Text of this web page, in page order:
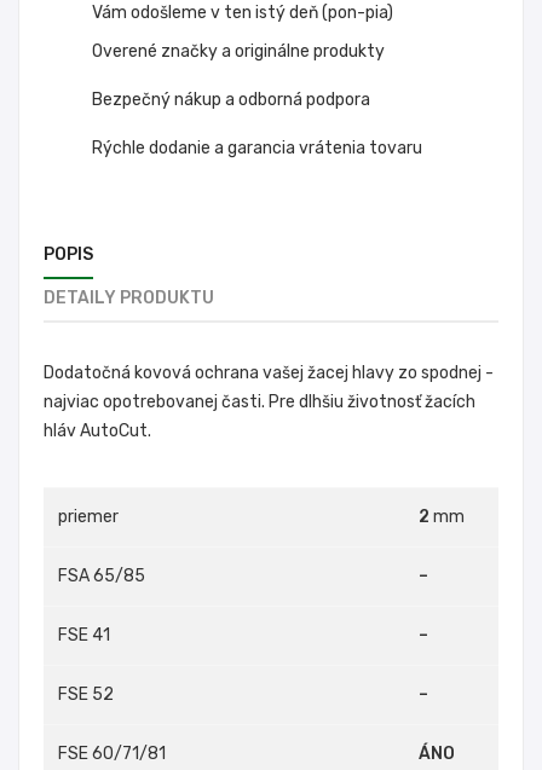
Vám odošleme v ten istý deň (pon-pia)
Overené značky a originálne produkty
Bezpečný nákup a odborná podpora
Rýchle dodanie a garancia vrátenia tovaru
POPIS
DETAILY PRODUKTU
Dodatočná kovová ochrana vašej žacej hlavy zo spodnej -
najviac opotrebovanej časti. Pre dlhšiu životnosť žacích
hláv AutoCut.
priemer 2 mm
FSA 65/85 –
FSE 41 –
FSE 52 –
FSE 60/71/81 ÁNO